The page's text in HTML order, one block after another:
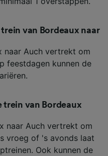
van Bordeaux naar
naar Auch vertrekt om
feestdagen kunnen de
trein van Bordeaux
naar Auch vertrekt om
vroeg of 's avonds laat
Ook kunnen de